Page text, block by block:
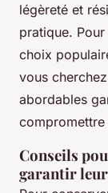
légèreté et
pratique.
choix
vous
abordables
compromettre
Conseils
garantir